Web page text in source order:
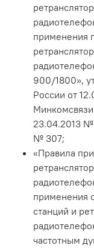
применения
900/1800»,
России от
23.04.2013 №
№ 307;
«Правила
применения
станций и
частотным